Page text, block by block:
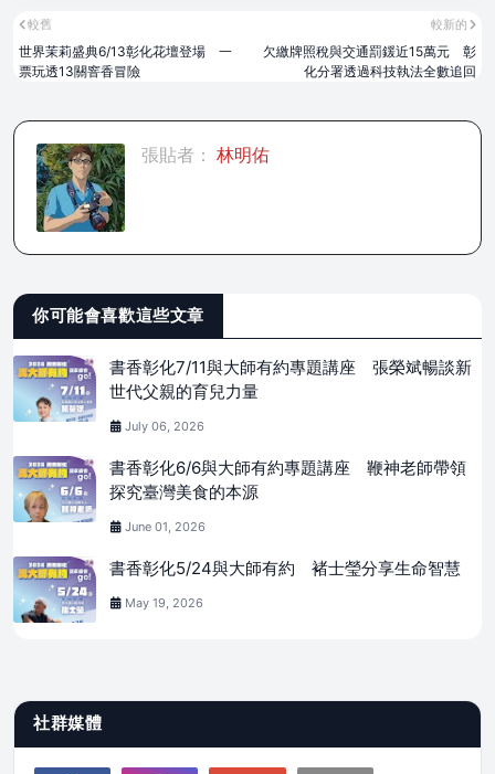
較新的
欠繳牌照稅與交通罰鍰近15萬元 彰
化分署透過科技執法全數追回
較舊
世界茉莉盛典6/13彰化花壇登場 一
票玩透13關窨香冒險
張貼者： 林明佑
你可能會喜歡這些文章
書香彰化7/11與大師有約專題講座 張榮斌暢談新
世代父親的育兒力量
July 06, 2026
書香彰化6/6與大師有約專題講座 鞭神老師帶領
探究臺灣美食的本源
June 01, 2026
書香彰化5/24與大師有約 褚士瑩分享生命智慧
May 19, 2026
社群媒體